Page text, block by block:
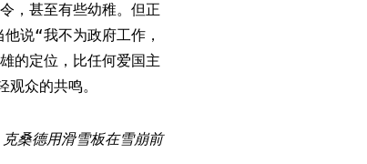
，甚至有些幼稚。但正
说“我不为政府工作，
的定位，比任何爱国主
观众的共鸣。
桑德用滑雪板在雪崩前